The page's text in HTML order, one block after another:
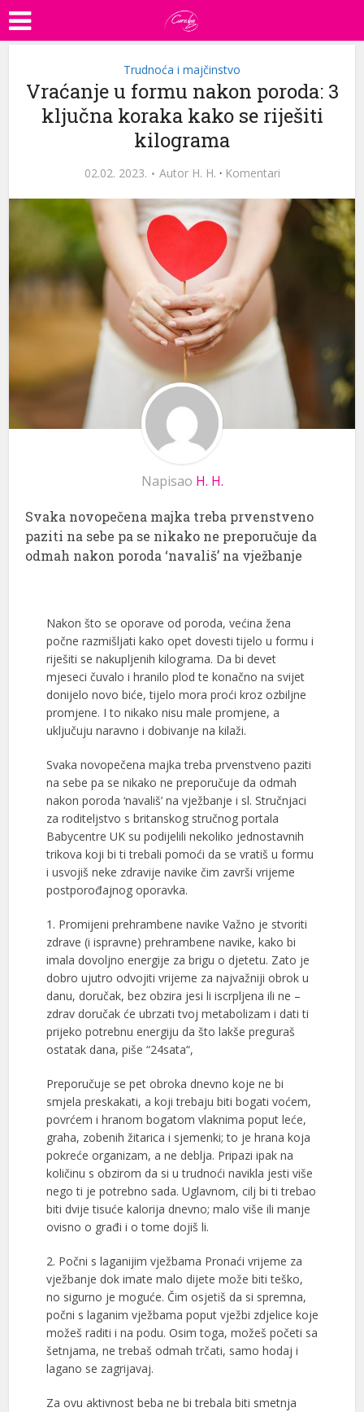
Trudnoća i majčinstvo
Vraćanje u formu nakon poroda: 3
ključna koraka kako se riješiti
kilograma
02.02. 2023. Autor H. H. · Komentari
Napisao H. H.
Svaka novopečena majka treba prvenstveno
paziti na sebe pa se nikako ne preporučuje da
odmah nakon poroda ‘navališ’ na vježbanje
Nakon što se oporave od poroda, većina žena
počne razmišljati kako opet dovesti tijelo u formu i
riješiti se nakupljenih kilograma. Da bi devet
mjeseci čuvalo i hranilo plod te konačno na svijet
donijelo novo biće, tijelo mora proći kroz ozbiljne
promjene. I to nikako nisu male promjene, a
uključuju naravno i dobivanje na kilaži.
Svaka novopečena majka treba prvenstveno paziti
na sebe pa se nikako ne preporučuje da odmah
nakon poroda ‘navališ’ na vježbanje i sl. Stručnjaci
za roditeljstvo s britanskog stručnog portala
Babycentre UK su podijelili nekoliko jednostavnih
trikova koji bi ti trebali pomoći da se vratiš u formu
i usvojiš neke zdravije navike čim završi vrijeme
postporođajnog oporavka.
1. Promijeni prehrambene navike Važno je stvoriti
zdrave (i ispravne) prehrambene navike, kako bi
imala dovoljno energije za brigu o djetetu. Zato je
dobro ujutro odvojiti vrijeme za najvažniji obrok u
danu, doručak, bez obzira jesi li iscrpljena ili ne –
zdrav doručak će ubrzati tvoj metabolizam i dati ti
prijeko potrebnu energiju da što lakše preguraš
ostatak dana, piše “24sata“,
Preporučuje se pet obroka dnevno koje ne bi
smjela preskakati, a koji trebaju biti bogati voćem,
povrćem i hranom bogatom vlaknima poput leće,
graha, zobenih žitarica i sjemenki; to je hrana koja
pokreće organizam, a ne deblja. Pripazi ipak na
količinu s obzirom da si u trudnoći navikla jesti više
nego ti je potrebno sada. Uglavnom, cilj bi ti trebao
biti dvije tisuće kalorija dnevno; malo više ili manje
ovisno o građi i o tome dojiš li.
2. Počni s laganijim vježbama Pronaći vrijeme za
vježbanje dok imate malo dijete može biti teško,
no sigurno je moguće. Čim osjetiš da si spremna,
počni s laganim vježbama poput vježbi zdjelice koje
možeš raditi i na podu. Osim toga, možeš početi sa
šetnjama, ne trebaš odmah trčati, samo hodaj i
lagano se zagrijavaj.
Za ovu aktivnost beba ne bi trebala biti smetnja